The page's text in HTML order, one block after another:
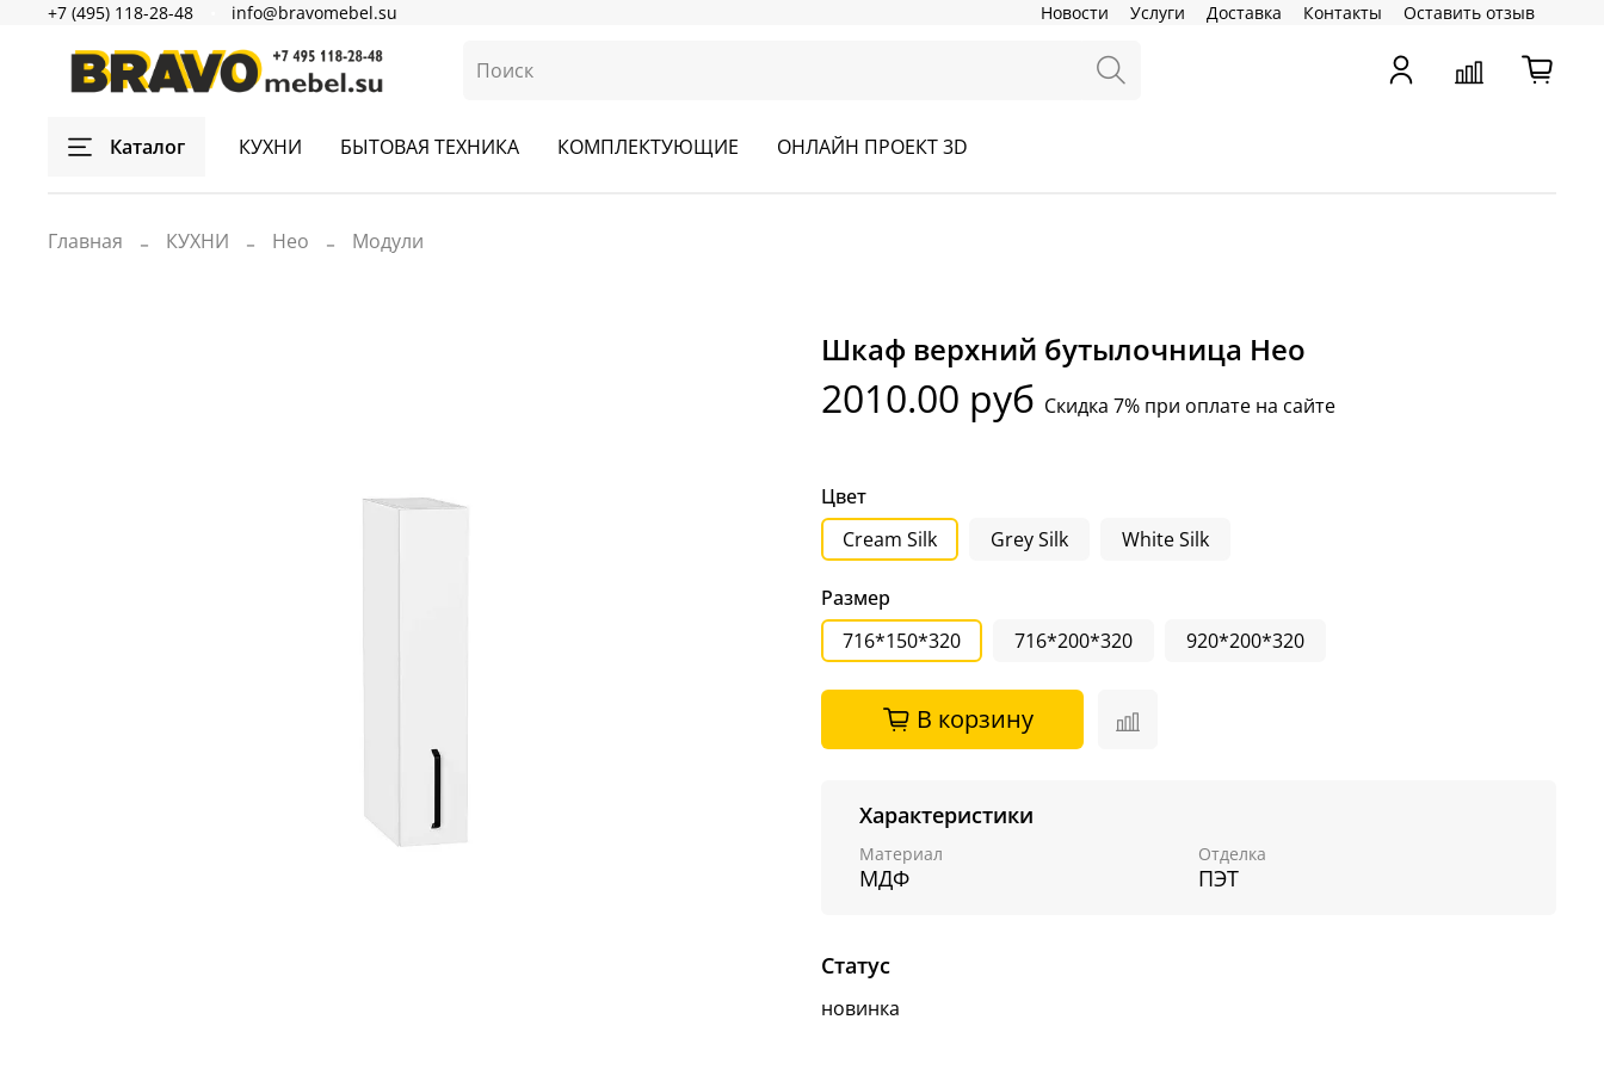
Новости Услуги Доставка Контакты Оставить отзыв
+7 (495) 118-28-48 info@bravomebel.su
Каталог КУХНИ БЫТОВАЯ ТЕХНИКА КОМПЛЕКТУЮЩИЕ ОНЛАЙН ПРОЕКТ 3D
Главная КУХНИ Нео Модули
Шкаф верхний бутылочница Нео
2010.00 руб Скидка 7% при оплате на сайте
Цвет
Cream Silk
Grey Silk White Silk
Размер
716*150*320
716*200*320 920*200*320
В корзину
Характеристики
Материал
МДФ
Отделка
ПЭТ
Статус
новинка